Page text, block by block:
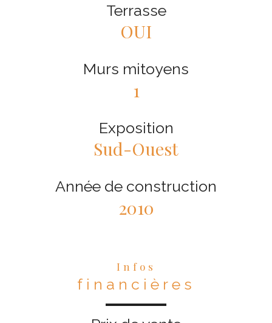
Terrasse
OUI
Murs mitoyens
1
Exposition
Sud-Ouest
Année de construction
2010
Infos
financières